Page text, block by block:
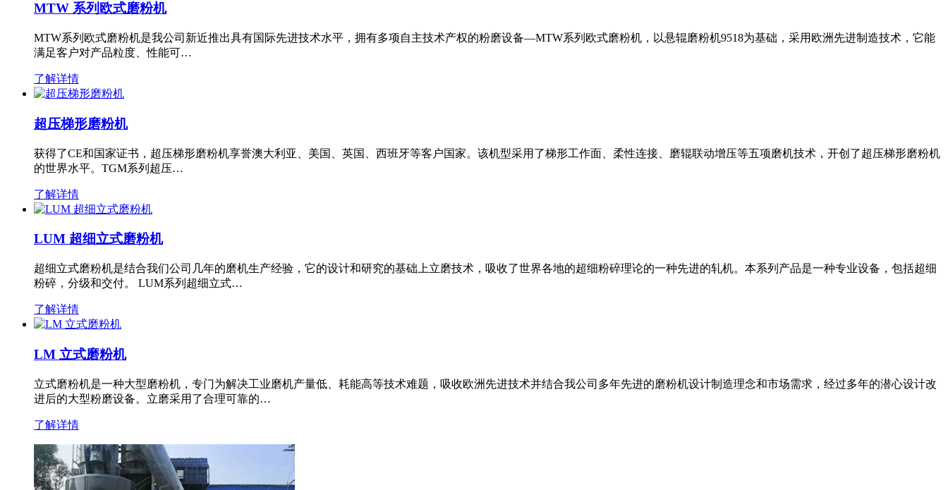
MTW 系列欧式磨粉机
MTW系列欧式磨粉机是我公司新近推出具有国际先进技术水平，拥有多项自主技术产权的粉磨设备—MTW系列欧式磨粉机，以悬辊磨粉机9518为基础，采用欧洲先进制造技术，它能
满足客户对产品粒度、性能可…
了解详情
超压梯形磨粉机
获得了CE和国家证书，超压梯形磨粉机享誉澳大利亚、美国、英国、西班牙等客户国家。该机型采用了梯形工作面、柔性连接、磨辊联动增压等五项磨机技术，开创了超压梯形磨粉机
的世界水平。TGM系列超压…
了解详情
LUM 超细立式磨粉机
超细立式磨粉机是结合我们公司几年的磨机生产经验，它的设计和研究的基础上立磨技术，吸收了世界各地的超细粉碎理论的一种先进的轧机。本系列产品是一种专业设备，包括超细
粉碎，分级和交付。 LUM系列超细立式…
了解详情
LM 立式磨粉机
立式磨粉机是一种大型磨粉机，专门为解决工业磨机产量低、耗能高等技术难题，吸收欧洲先进技术并结合我公司多年先进的磨粉机设计制造理念和市场需求，经过多年的潜心设计改
进后的大型粉磨设备。立磨采用了合理可靠的…
了解详情